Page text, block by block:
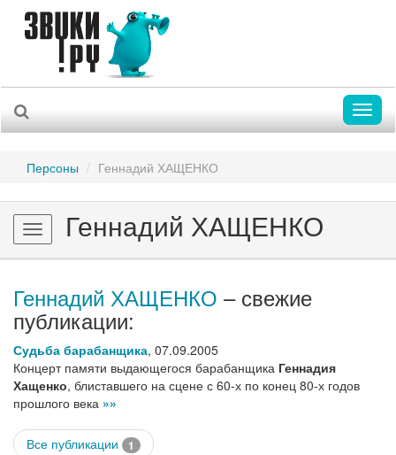
Персоны Геннадий ХАЩЕНКО
Toggle
navigation
Геннадий ХАЩЕНКО
Геннадий ХАЩЕНКО – свежие
публикации:
Судьба барабанщика, 07.09.2005
Концерт памяти выдающегося барабанщика Геннадия
Хащенко, блиставшего на сцене с 60-х по конец 80-х годов
прошлого века »»
Все публикации 1